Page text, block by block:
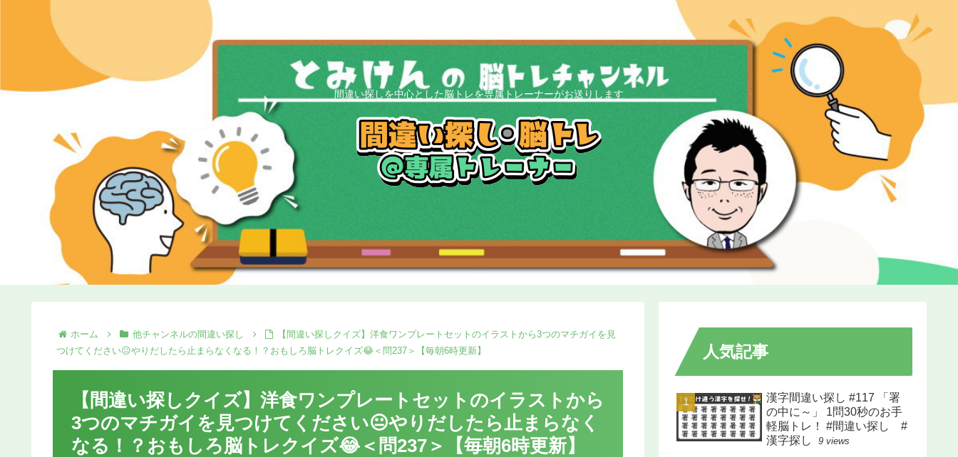
間違い探しを中心とした脳トレを専属トレーナーがお送りします
ホーム 他チャンネルの間違い探し
【間違い探しクイズ】洋食ワンプレートセットのイラストから3つのマチガイを見
つけてください😐やりだしたら止まらなくなる！？おもしろ脳トレクイズ😂＜問237＞【毎朝6時更新】
【間違い探しクイズ】洋食ワンプレートセットのイラストから
3つのマチガイを見つけてください😐やりだしたら止まらなく
なる！？おもしろ脳トレクイズ😂＜問237＞【毎朝6時更新】
人気記事
漢字間違い探し #117 「署
の中に～」 1問30秒のお手
軽脳トレ！ #間違い探し #
漢字探し
9 views